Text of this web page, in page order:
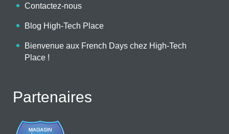
Contactez-nous
Blog High-Tech Place
Bienvenue aux French Days chez High-Tech
Place !
Partenaires